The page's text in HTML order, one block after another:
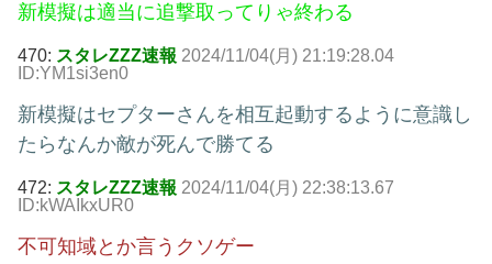
新模擬は適当に追撃取ってりゃ終わる
470: スタレZZZ速報 2024/11/04(月) 21:19:28.04
ID:YM1si3en0
新模擬はセプターさんを相互起動するように意識し
たらなんか敵が死んで勝てる
472: スタレZZZ速報 2024/11/04(月) 22:38:13.67
ID:kWAIkxUR0
不可知域とか言うクソゲー